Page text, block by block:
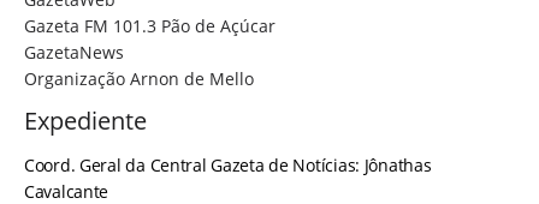
Gazeta FM 101.3 Pão de Açúcar
GazetaNews
Organização Arnon de Mello
Expediente
Coord. Geral da Central Gazeta de Notícias: Jônathas
Cavalcante